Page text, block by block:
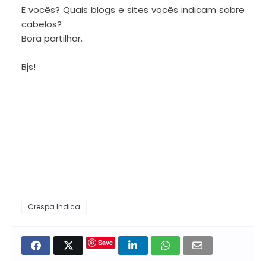
E vocês? Quais blogs e sites vocês indicam sobre
cabelos?
Bora partilhar.
Bjs!
Crespa Indica
Save